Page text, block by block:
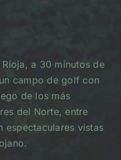
a 30 minutos de
campo de golf con
de los más
del Norte, entre
espectaculares vistas